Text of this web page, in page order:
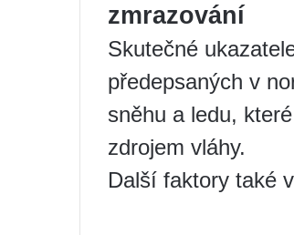
zmrazování
Skutečné
předepsaných v
sněhu a ledu,
zdrojem vláhy.
Další faktory také